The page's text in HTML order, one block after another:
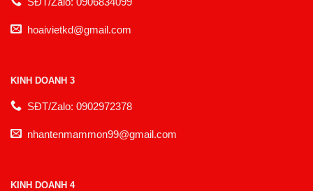
hoaivietkd@gmail.com
KINH DOANH 3
SĐT/Zalo: 0902972378
nhantenmammon99@gmail.com
KINH DOANH 4